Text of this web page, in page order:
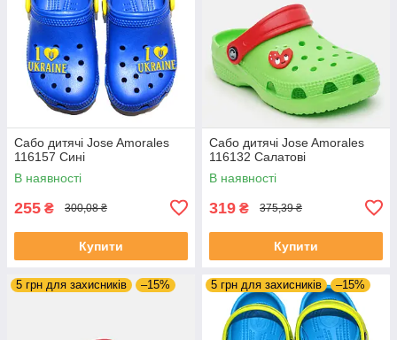
Сабо дитячі Jose Amorales
116157 Сині
В наявності
255 ₴ 300,08 ₴
Купити
Сабо дитячі Jose Amorales
116132 Салатові
В наявності
319 ₴ 375,39 ₴
Купити
5 грн для захисників –15% 5 грн для захисників –15%